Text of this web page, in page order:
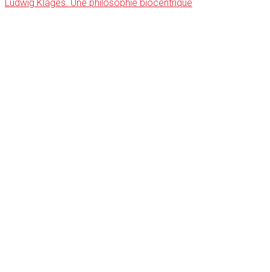
Ludwig Klages. Une philosophie biocentrique